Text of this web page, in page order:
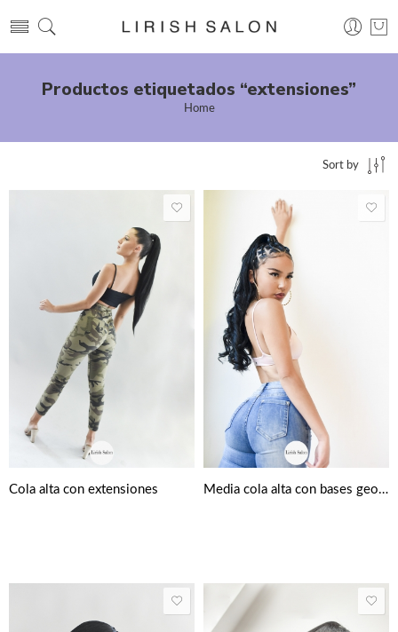
Productos etiquetados “extensiones”
Home
Sort by
Cola alta con extensiones Media cola alta con bases geométricas